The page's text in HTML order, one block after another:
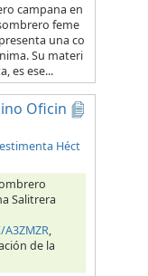
campana en
feme
una co
Su materi
es ese...
Oficin
Héct
Salitrera
,
de la